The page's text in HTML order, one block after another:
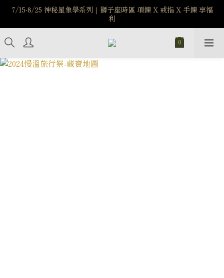
️8/6-8/12 第一波古文明馬拉松正式開跑：烏爾風華套組優惠價
$5140
7/15-8/25 神秘星象學系列｜獅子座時區 項鍊 X 戒指 X 手鍊 享福
利
新註冊會員享$100購物金，立即註冊，踏上飾品的奇幻之旅
️8/6-8/12 第一波古文明馬拉松正式開跑：烏爾風華套組優惠價